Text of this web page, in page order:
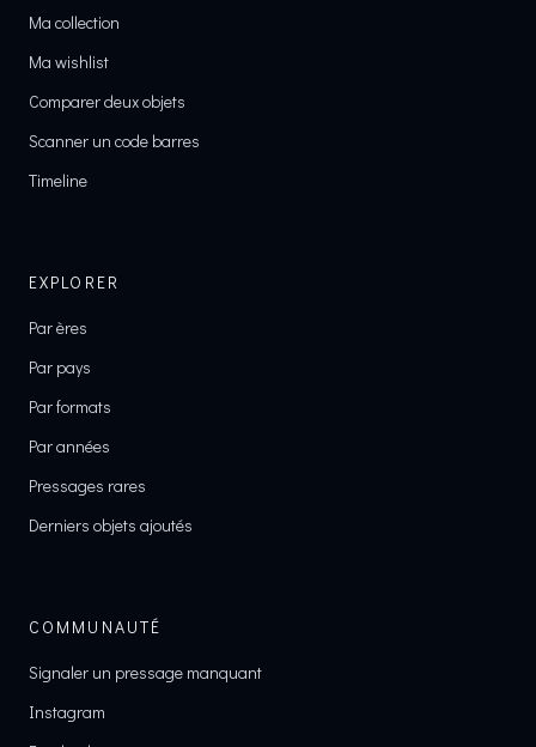
Ma collection
Ma wishlist
Comparer deux objets
Scanner un code barres
Timeline
EXPLORER
Par ères
Par pays
Par formats
Par années
Pressages rares
Derniers objets ajoutés
COMMUNAUTÉ
Signaler un pressage manquant
Instagram